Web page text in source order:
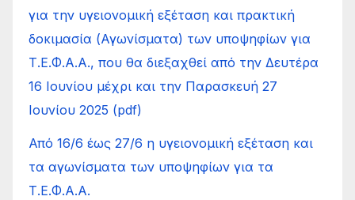
για την υγειονομική εξέταση και πρακτική
δοκιμασία (Αγωνίσματα) των υποψηφίων για
Τ.Ε.Φ.Α.Α., που θα διεξαχθεί από την Δευτέρα
16 Ιουνίου μέχρι και την Παρασκευή 27
Ιουνίου 2025 (pdf)
Από 16/6 έως 27/6 η υγειονομική εξέταση και
τα αγωνίσματα των υποψηφίων για τα
Τ.Ε.Φ.Α.Α.